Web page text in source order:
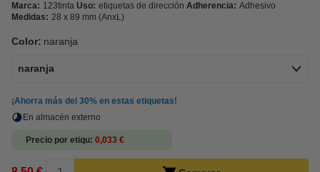
Marca: 123tinta Uso: etiquetas de dirección Adherencia: Adhesivo
Medidas: 28 x 89 mm (AnxL)
Color: naranja
naranja
¡Ahorra más del 30% en estas etiquetas!
En almacén externo
Precio por etiqu 0,033 €